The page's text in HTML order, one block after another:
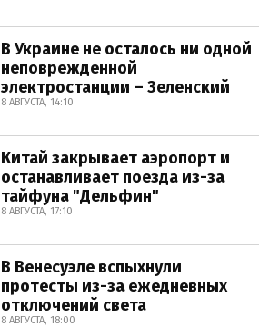
В Украине не осталось ни одной
неповрежденной
электростанции – Зеленский
8 АВГУСТА, 14:10
Китай закрывает аэропорт и
останавливает поезда из-за
тайфуна "Дельфин"
8 АВГУСТА, 17:10
В Венесуэле вспыхнули
протесты из-за ежедневных
отключений света
8 АВГУСТА, 18:00